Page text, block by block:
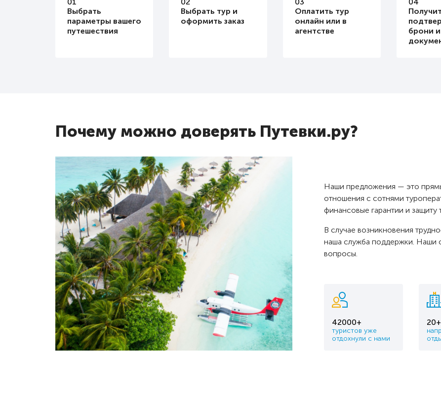
Выбрать
параметры вашего
путешествия
Выбрать тур и
оформить заказ
Оплатить тур
онлайн или в
агентстве
брони
Почему можно доверять Путевки.ру?
Наши предложения — это
отношения с сотнями
финансовые гарантии и защиту
В случае возникновения
наша служба поддержки. Наши
вопросы.
42000+
туристов уже
отдохнули с нами
20+